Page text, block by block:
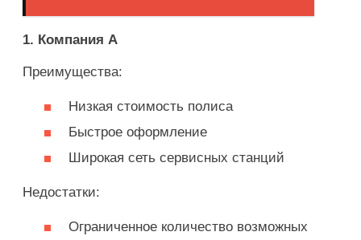
1. Компания А
Преимущества:
Низкая стоимость полиса
Быстрое оформление
Широкая сеть сервисных станций
Недостатки:
Ограниченное количество возможных